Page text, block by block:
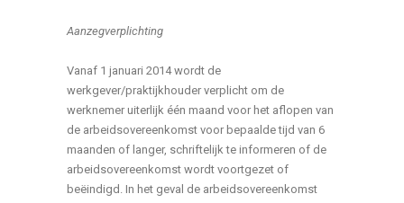
Aanzegverplichting
Vanaf 1 januari 2014 wordt de
werkgever/praktijkhouder verplicht om de
werknemer uiterlijk één maand voor het aflopen van
de arbeidsovereenkomst voor bepaalde tijd van 6
maanden of langer, schriftelijk te informeren of de
arbeidsovereenkomst wordt voortgezet of
beëindigd. In het geval de arbeidsovereenkomst